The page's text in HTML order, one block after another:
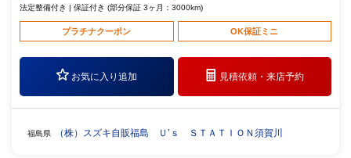
法定整備付き | 保証付き (部分保証 3ヶ月：3000km)
プラチナクーポン OK保証ミニ
お気に入り追加 見積依頼・来店予約
福島県 （株）スズキ自販福島 Ｕ’ｓ ＳＴＡＴＩＯＮ須賀川